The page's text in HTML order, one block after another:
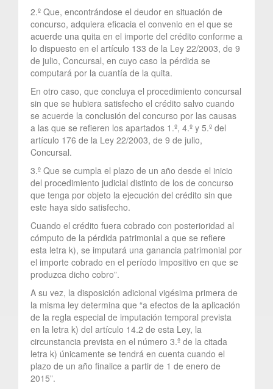
2.º Que, encontrándose el deudor en situación de
concurso, adquiera eficacia el convenio en el que se
acuerde una quita en el importe del crédito conforme a
lo dispuesto en el artículo 133 de la Ley 22/2003, de 9
de julio, Concursal, en cuyo caso la pérdida se
computará por la cuantía de la quita.
En otro caso, que concluya el procedimiento concursal
sin que se hubiera satisfecho el crédito salvo cuando
se acuerde la conclusión del concurso por las causas
a las que se refieren los apartados 1.º, 4.º y 5.º del
artículo 176 de la Ley 22/2003, de 9 de julio,
Concursal.
3.º Que se cumpla el plazo de un año desde el inicio
del procedimiento judicial distinto de los de concurso
que tenga por objeto la ejecución del crédito sin que
este haya sido satisfecho.
Cuando el crédito fuera cobrado con posterioridad al
cómputo de la pérdida patrimonial a que se refiere
esta letra k), se imputará una ganancia patrimonial por
el importe cobrado en el período impositivo en que se
produzca dicho cobro”.
A su vez, la disposición adicional vigésima primera de
la misma ley determina que “a efectos de la aplicación
de la regla especial de imputación temporal prevista
en la letra k) del artículo 14.2 de esta Ley, la
circunstancia prevista en el número 3.º de la citada
letra k) únicamente se tendrá en cuenta cuando el
plazo de un año finalice a partir de 1 de enero de
2015”.